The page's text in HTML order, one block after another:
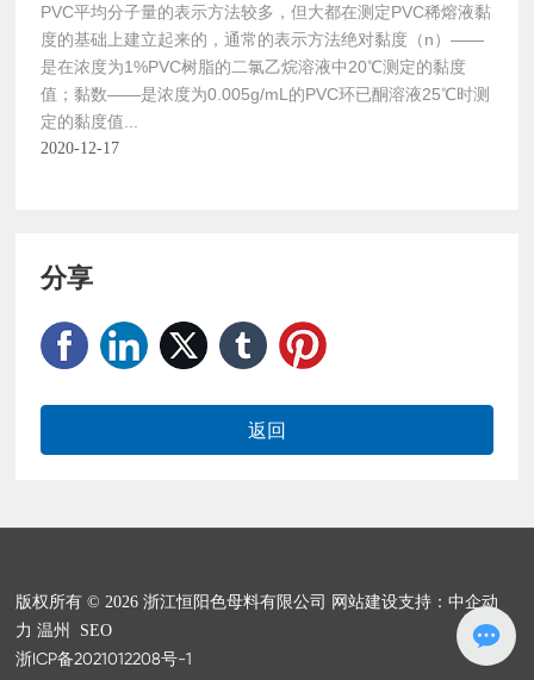
PVC平均分子量的表示方法较多，但大都在测定PVC稀熔液黏
度的基础上建立起来的，通常的表示方法绝对黏度（n）——
是在浓度为1%PVC树脂的二氯乙烷溶液中20℃测定的黏度
值；黏数——是浓度为0.005g/mL的PVC环已酮溶液25℃时测
定的黏度值...
2020-12-17
分享
返回
版权所有 © 2026 浙江恒阳色母料有限公司
网站建设支持：中企动
力 温州 SEO
浙ICP备2021012208号-1